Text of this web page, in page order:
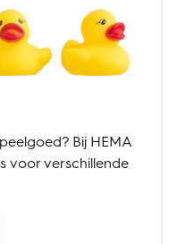
Bij HEMA
voor verschillende